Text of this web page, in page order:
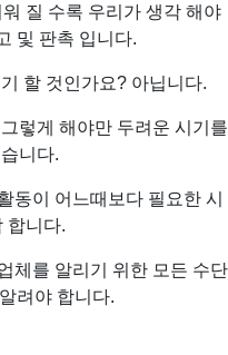
질 수록 우리가 생각 해야
및 판촉 입니다.
할 것인가요? 아닙니다.
렇게 해야만 두려운 시기를
니다.
동이 어느때보다 필요한 시
합니다.
체를 알리기 위한 모든 수단
려야 합니다.